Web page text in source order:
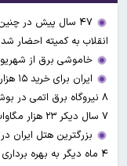
۴۷ سال پیش در
انقلاب به کمیته احضار
خاموشی برق از
۷ سال دیکر ۲۳ هزار مگاوات برق اتمی تولید و خاموشی ها پایان پیدا می کند
بزرگترین هتل ایران
۴ ماه دیگر به بهره برداری می رسد